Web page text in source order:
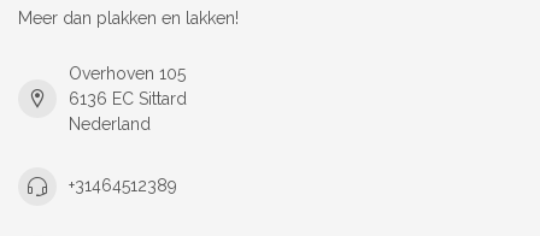
Meer dan plakken en lakken!
Overhoven 105
6136 EC Sittard
Nederland
+31464512389